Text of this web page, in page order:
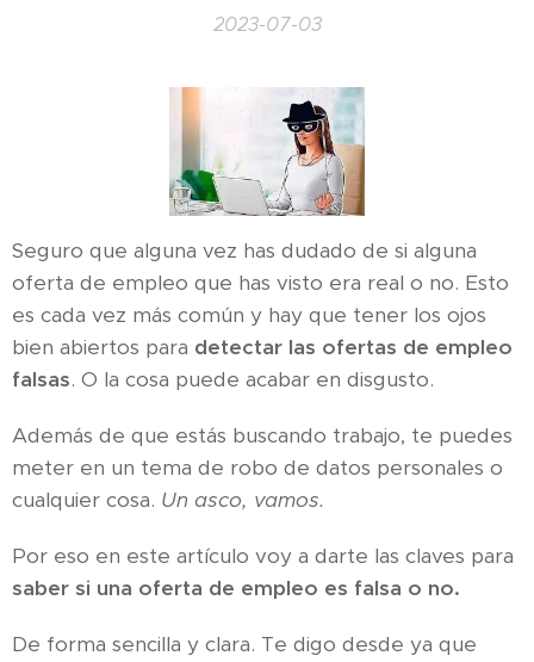
2023-07-03
Seguro que alguna vez has dudado de si alguna
oferta de empleo que has visto era real o no. Esto
es cada vez más común y hay que tener los ojos
bien abiertos para detectar las ofertas de empleo
falsas. O la cosa puede acabar en disgusto.
Además de que estás buscando trabajo, te puedes
meter en un tema de robo de datos personales o
cualquier cosa. Un asco, vamos.
Por eso en este artículo voy a darte las claves para
saber si una oferta de empleo es falsa o no.
De forma sencilla y clara. Te digo desde ya que